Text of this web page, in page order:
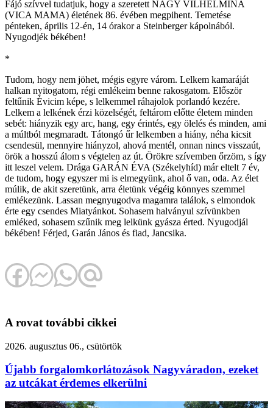
Fájó szívvel tudatjuk, hogy a szeretett NAGY VILHELMINA
(VICA MAMA) életének 86. évében megpihent. Temetése
pénteken, április 12-én, 14 órakor a Steinberger kápolnából.
Nyugodjék békében!
*
Tudom, hogy nem jöhet, mégis egyre várom. Lelkem kamaráját
halkan nyitogatom, régi emlékeim benne rakosgatom. Először
feltűnik Évicim képe, s lelkemmel ráhajolok porlandó kezére.
Lelkem a lelkének érzi közelségét, feltárom előtte életem minden
sebét: hiányzik egy arc, hang, egy érintés, egy ölelés és minden, ami
a múltból megmaradt. Tátongó űr lelkemben a hiány, néha kicsit
csendesül, mennyire hiányzol, ahová mentél, onnan nincs visszaút,
örök a hosszú álom s végtelen az út. Örökre szívemben őrzöm, s így
itt leszel velem. Drága GARÁN ÉVA (Székelyhíd) már eltelt 7 év,
de tudom, hogy egyszer mi is elmegyünk, ahol ő van, oda. Az élet
múlik, de akit szeretünk, arra életünk végéig könnyes szemmel
emlékezünk. Lassan megnyugodva magamra találok, s elmondok
érte egy csendes Miatyánkot. Sohasem halványul szívünkben
emléked, sohasem szűnik meg lelkünk gyásza érted. Nyugodjál
békében! Férjed, Garán János és fiad, Jancsika.
A rovat további cikkei
2026. augusztus 06., csütörtök
Újabb forgalomkorlátozások Nagyváradon, ezeket
az utcákat érdemes elkerülni